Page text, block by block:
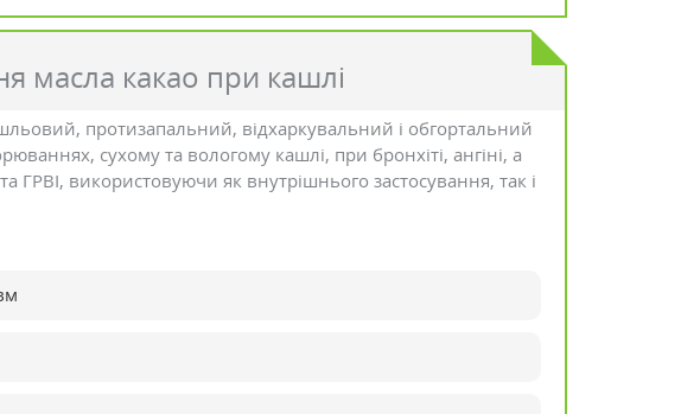
масла какао при кашлі
протизапальний, відхаркувальний і обгортальний
сухому та вологому кашлі, при бронхіті, ангіні, а
ГРВІ, використовуючи як внутрішнього застосування, так і